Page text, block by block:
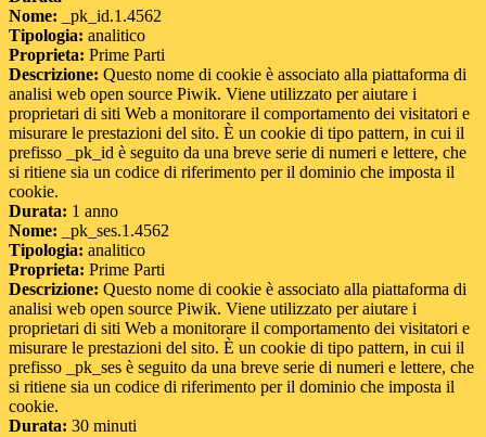
Nome: _pk_id.1.4562
Tipologia: analitico
Proprieta: Prime Parti
Descrizione: Questo nome di cookie è associato alla piattaforma di
analisi web open source Piwik. Viene utilizzato per aiutare i
proprietari di siti Web a monitorare il comportamento dei visitatori e
misurare le prestazioni del sito. È un cookie di tipo pattern, in cui il
prefisso _pk_id è seguito da una breve serie di numeri e lettere, che
si ritiene sia un codice di riferimento per il dominio che imposta il
cookie.
Durata: 1 anno
Nome: _pk_ses.1.4562
Tipologia: analitico
Proprieta: Prime Parti
Descrizione: Questo nome di cookie è associato alla piattaforma di
analisi web open source Piwik. Viene utilizzato per aiutare i
proprietari di siti Web a monitorare il comportamento dei visitatori e
misurare le prestazioni del sito. È un cookie di tipo pattern, in cui il
prefisso _pk_ses è seguito da una breve serie di numeri e lettere, che
si ritiene sia un codice di riferimento per il dominio che imposta il
cookie.
Durata: 30 minuti